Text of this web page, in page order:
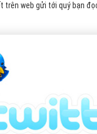
trên web gửi tới quý bạn